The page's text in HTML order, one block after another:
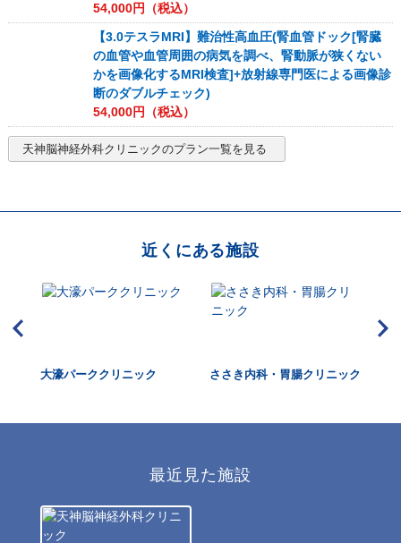
54,000円（税込）
【3.0テスラMRI】難治性高血圧(腎血管ドック[腎臓
の血管や血管周囲の病気を調べ、腎動脈が狭くない
かを画像化するMRI検査]+放射線専門医による画像診
断のダブルチェック)
54,000円（税込）
天神脳神経外科クリニックのプラン一覧を見る
近くにある施設
大濠パーククリニック ささき内科・胃腸クリニック
最近見た施設